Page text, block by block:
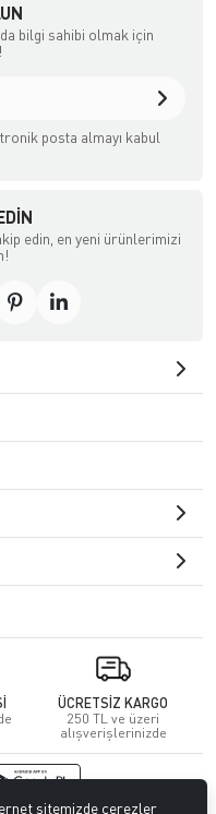
bilgi sahibi olmak için
posta almayı kabul
edin, en yeni ürünlerimizi
ÜCRETSİZ KARGO
250 TL ve üzeri
alışverişlerinizde
sitemizde çerezler